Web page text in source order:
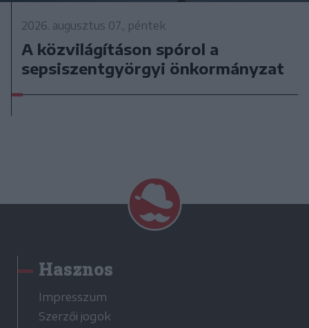
2026. augusztus 07., péntek
A közvilágításon spórol a
sepsiszentgyörgyi önkormányzat
Hasznos
Impresszum
Szerzői jogok